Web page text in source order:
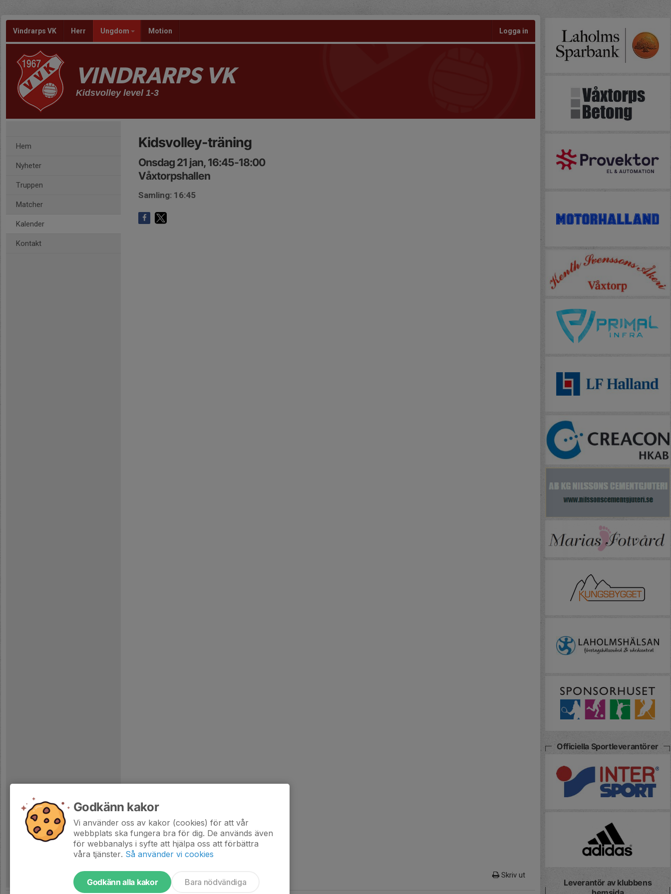
Vindrarps VK Herr Ungdom Motion Logga in
VINDRARPS VK
Kidsvolley level 1-3
Hem
Nyheter
Truppen
Matcher
Kalender
Kontakt
Kidsvolley-träning
Onsdag 21 jan, 16:45-18:00
Våxtorpshallen
Samling: 16:45
Skriv ut
Officiella Sportleverantörer
Leverantör av klubbens
Godkänn kakor
Vi använder oss av kakor (cookies) för att vår
webbplats ska fungera bra för dig. De används även
för webbanalys i syfte att hjälpa oss att förbättra
våra tjänster. Så använder vi cookies
Godkänn alla kakor Bara nödvändiga